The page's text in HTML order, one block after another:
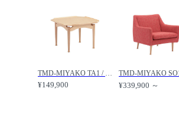
TMD-MIYAKO TA1 / TMD-ミヤコ TA1 /
¥149,900 ¥339,900 ～